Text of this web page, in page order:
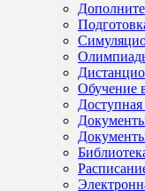
Обучение
Доступная